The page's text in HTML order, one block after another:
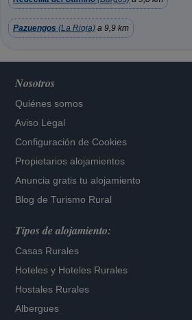
Pazuengos (La Rioja) a 9,9 km
Nosotros
Quiénes somos
Aviso Legal
Configuración de Cookies
Propietarios alojamientos
Anuncia gratis tu alojamiento
Blog de Turismo Rural
Tipos de alojamiento:
Casas Rurales
Hoteles y Hoteles Rurales
Hostales Rurales
Albergues